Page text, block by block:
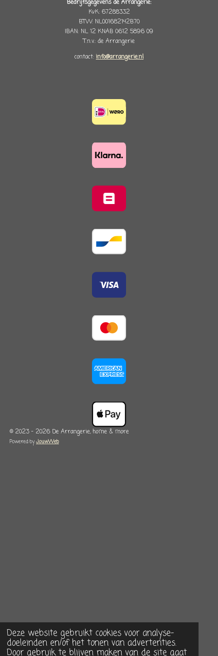
Deze website gebruikt cookies voor analyse-
doeleinden en/of het tonen van advertenties.
Door gebruik te blijven maken van de site gaat
Bedrijfsgegevens de Arrangerie:
KvK: 67288332
BTW: NL001682142B70
IBAN: NL 12 KNAB 0612 5896 09
T.n.v.: de Arrangerie
contact: info@arrangerie.nl
© 2023 - 2026 De Arrangerie, home & more
Powered byJouwWeb